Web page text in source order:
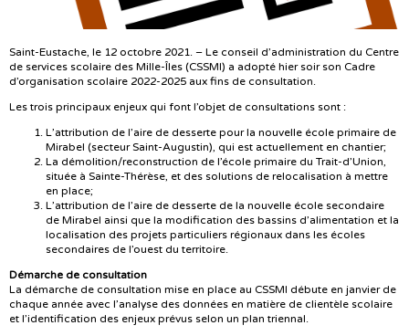
Saint-Eustache, le 12 octobre 2021. – Le conseil d’administration du Centre
de services scolaire des Mille-Îles (CSSMI) a adopté hier soir son Cadre
d’organisation scolaire 2022-2025 aux fins de consultation.
Les trois principaux enjeux qui font l’objet de consultations sont :
L’attribution de l’aire de desserte pour la nouvelle école primaire de
Mirabel (secteur Saint-Augustin), qui est actuellement en chantier;
La démolition/reconstruction de l’école primaire du Trait-d’Union,
située à Sainte-Thérèse, et des solutions de relocalisation à mettre
en place;
L’attribution de l’aire de desserte de la nouvelle école secondaire
de Mirabel ainsi que la modification des bassins d’alimentation et la
localisation des projets particuliers régionaux dans les écoles
secondaires de l’ouest du territoire.
Démarche de consultation
La démarche de consultation mise en place au CSSMI débute en janvier de
chaque année avec l’analyse des données en matière de clientèle scolaire
et l’identification des enjeux prévus selon un plan triennal.